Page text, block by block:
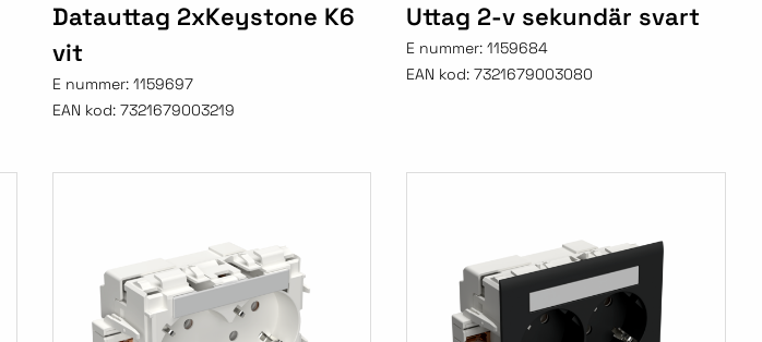
Datauttag 2xKeystone K6
vit
E nummer: 1159697
EAN kod: 7321679003219
Uttag 2-v sekundär svart
E nummer:1159684
EAN kod: 7321679003080